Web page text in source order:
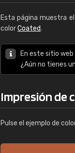
Esta página muestra el
colorCoated.
En este sitio
¿Aún no tienes
Impresión de
Pulse el ejemplo de